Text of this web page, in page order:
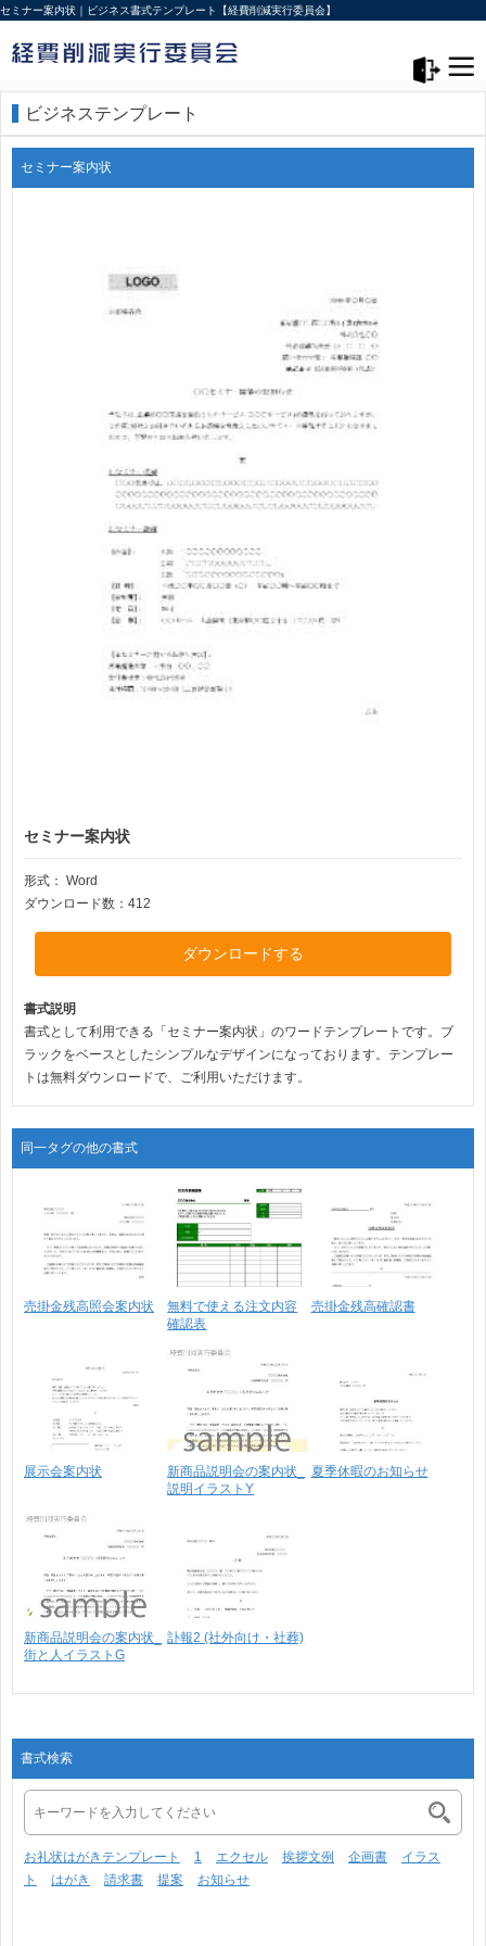
セミナー案内状｜ビジネス書式テンプレート【経費削減実行委員会】
ビジネステンプレート
セミナー案内状
セミナー案内状
形式： Word
ダウンロード数：412
ダウンロードする
書式説明
書式として利用できる「セミナー案内状」のワードテンプレートです。ブ
ラックをベースとしたシンプルなデザインになっております。テンプレー
トは無料ダウンロードで、ご利用いただけます。
同一タグの他の書式
売掛金残高照会案内状
無料で使える注文内容
確認表
売掛金残高確認書
展示会案内状
新商品説明会の案内状_
説明イラストY
夏季休暇のお知らせ
新商品説明会の案内状_
街と人イラストG
訃報2 (社外向け・社葬)
書式検索
お礼状はがきテンプレート 1 エクセル 挨拶文例 企画書
イラス
ト
はがき 請求書 提案 お知らせ